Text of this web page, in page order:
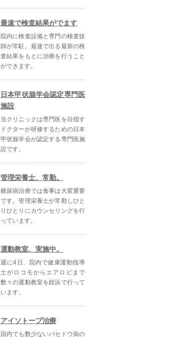
最速で検査結果がでます
院内に検査設備と専門の検査技
師が常駐。最速で出る最新の検
査結果をもとに治療を行うこと
ができます。
日本甲状腺学会認定専門医
施設
当クリニックは専門医を目指す
ドクターが研修するための日本
甲状腺学会が認定する専門医施
設です。
管理栄養士、常勤。
糖尿病治療では食事は大変重要
です。管理栄養士が常勤しひと
りひとりにカウンセリングを行
っています。
運動教室、実施中。
週に4日、院内で健康運動指導
士がロコモからエアロビまで
数々の運動教室を姪浜で行って
います。
アイソトープ治療
国内でも数少ないバセドウ病の